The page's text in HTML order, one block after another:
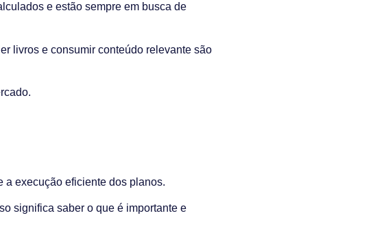
e estão sempre em busca de
livros e consumir conteúdo relevante são
a execução eficiente dos planos.
significa saber o que é importante e